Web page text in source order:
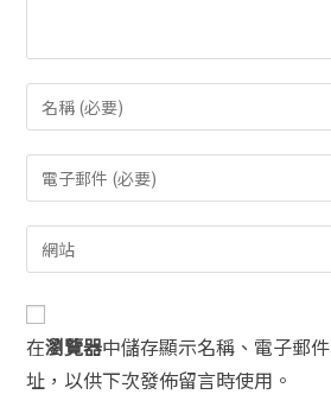
在瀏覽器中儲存顯示名稱、電子郵
址，以供下次發佈留言時使用。